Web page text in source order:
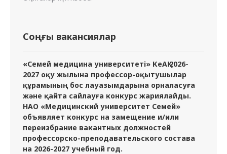
Соңғы вакансиялар
«Семей медицина университеті» КеАҚ 2026-
2027 оқу жылына профессор-оқытушылар
құрамының бос лауазымдарына орналасуға
және қайта сайлауға конкурс жариялайды.
НАО «Медицинский университет Семей»
объявляет конкурс на замещение и/или
переизбрание вакантных должностей
профессорско-преподавательского состава
на 2026-2027 учебный год.